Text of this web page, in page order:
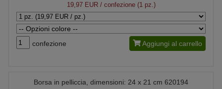
19,97 EUR/ confezione (1 pz.)
confezione Aggiungi al carrello
Borsa in pelliccia, dimensioni: 24 x 21 cm 620194